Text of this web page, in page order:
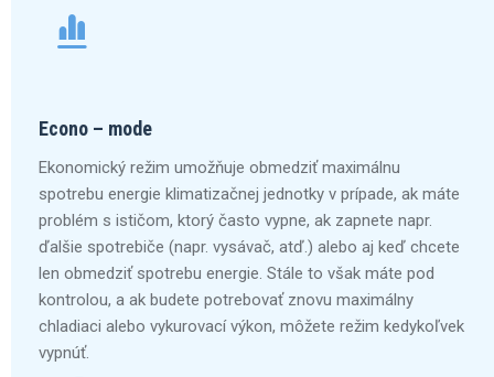
Econo – mode
Ekonomický režim umožňuje obmedziť maximálnu
spotrebu energie klimatizačnej jednotky v prípade, ak máte
problém s ističom, ktorý často vypne, ak zapnete napr.
ďalšie spotrebiče (napr. vysávač, atď.) alebo aj keď chcete
len obmedziť spotrebu energie. Stále to však máte pod
kontrolou, a ak budete potrebovať znovu maximálny
chladiaci alebo vykurovací výkon, môžete režim kedykoľvek
vypnúť.